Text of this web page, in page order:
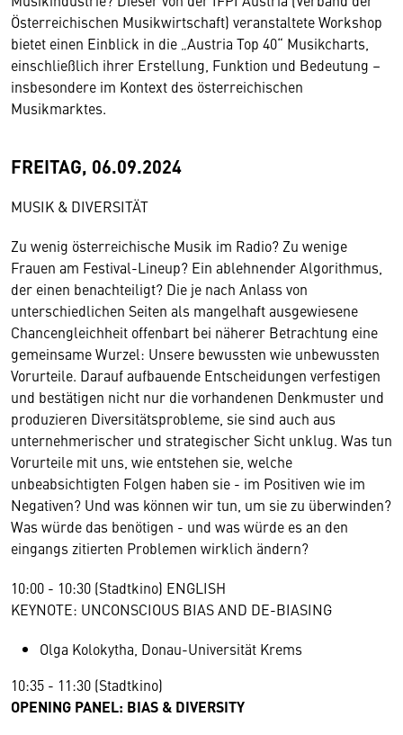
Österreichischen Musikwirtschaft) veranstaltete Workshop
bietet einen Einblick in die „Austria Top 40“ Musikcharts,
einschließlich ihrer Erstellung, Funktion und Bedeutung –
insbesondere im Kontext des österreichischen
Musikmarktes.
FREITAG, 06.09.2024
MUSIK & DIVERSITÄT
Zu wenig österreichische Musik im Radio? Zu wenige
Frauen am Festival-Lineup? Ein ablehnender Algorithmus,
der einen benachteiligt? Die je nach Anlass von
unterschiedlichen Seiten als mangelhaft ausgewiesene
Chancengleichheit offenbart bei näherer Betrachtung eine
gemeinsame Wurzel: Unsere bewussten wie unbewussten
Vorurteile. Darauf aufbauende Entscheidungen verfestigen
und bestätigen nicht nur die vorhandenen Denkmuster und
produzieren Diversitätsprobleme, sie sind auch aus
unternehmerischer und strategischer Sicht unklug. Was tun
Vorurteile mit uns, wie entstehen sie, welche
unbeabsichtigten Folgen haben sie - im Positiven wie im
Negativen? Und was können wir tun, um sie zu überwinden?
Was würde das benötigen - und was würde es an den
eingangs zitierten Problemen wirklich ändern?
10:00 - 10:30 (Stadtkino) ENGLISH
KEYNOTE: UNCONSCIOUS BIAS AND DE-BIASING
Olga Kolokytha, Donau-Universität Krems
10:35 - 11:30 (Stadtkino)
OPENING PANEL: BIAS & DIVERSITY